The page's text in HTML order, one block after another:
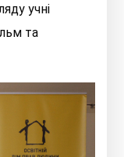
учні
та